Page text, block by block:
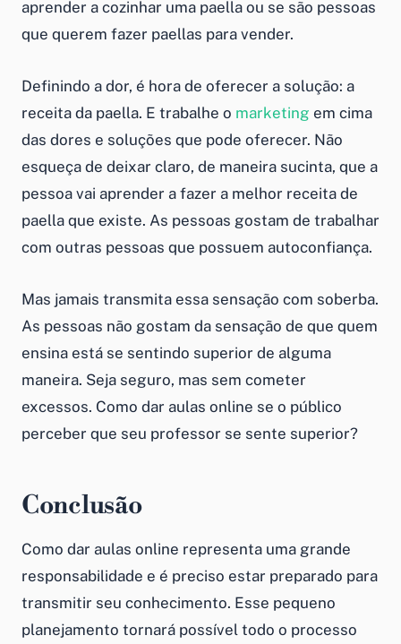
aprender a cozinhar uma paella ou se são pessoas
que querem fazer paellas para vender.
Definindo a dor, é hora de oferecer a solução: a
receita da paella. E trabalhe o marketing em cima
das dores e soluções que pode oferecer. Não
esqueça de deixar claro, de maneira sucinta, que a
pessoa vai aprender a fazer a melhor receita de
paella que existe. As pessoas gostam de trabalhar
com outras pessoas que possuem autoconfiança.
Mas jamais transmita essa sensação com soberba.
As pessoas não gostam da sensação de que quem
ensina está se sentindo superior de alguma
maneira. Seja seguro, mas sem cometer
excessos. Como dar aulas online se o público
perceber que seu professor se sente superior?
Conclusão
Como dar aulas online representa uma grande
responsabilidade e é preciso estar preparado para
transmitir seu conhecimento. Esse pequeno
planejamento tornará possível todo o processo